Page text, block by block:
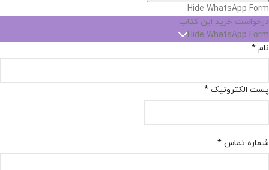
Hide WhatsApp Form
درخواست خرید این کتاب
Hide WhatsApp Form
نام *
پست الکترونیک *
شماره تماس *